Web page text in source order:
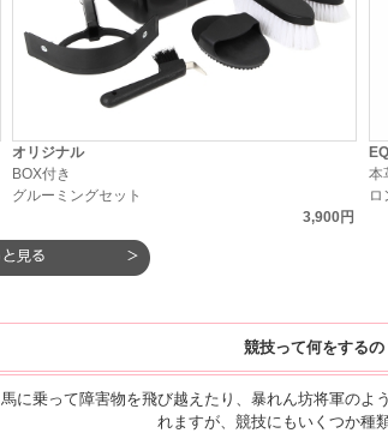
オリジナル
BOX付き
グルーミングセット
3,900円
本
ロ
競技って何をするの
馬に乗って障害物を飛び越えたり、暴れん坊将軍のよ
れますが、競技にもいくつか種